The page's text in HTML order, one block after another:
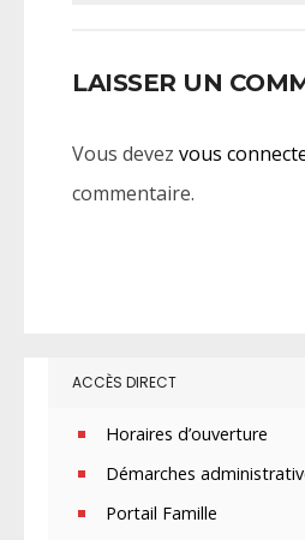
LAISSER UN
Vous devez vous
commentaire.
ACCÈS DIRECT
Horaires d’ouverture
Démarches
Portail Famille